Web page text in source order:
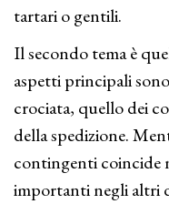
tartari o gentili.
Il secondo tema è
aspetti principali
crociata, quello dei
della spedizione.
contingenti coincide
importanti negli altri